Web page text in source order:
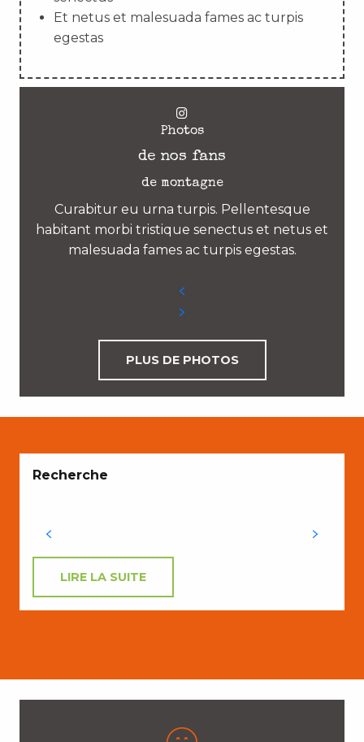
Et netus et malesuada fames ac turpis
egestas
Photos
de nos fans
de montagne
Curabitur eu urna turpis. Pellentesque
habitant morbi tristique senectus et netus et
malesuada fames ac turpis egestas.
PLUS DE PHOTOS
Recherche
LIRE LA SUITE